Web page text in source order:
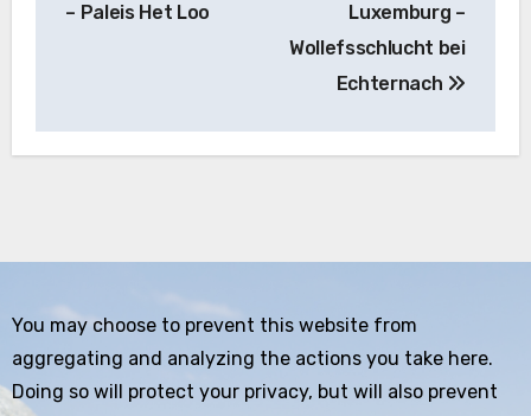
– Paleis Het Loo
Luxemburg –
Wollefsschlucht bei
Echternach
You may choose to prevent this website from
aggregating and analyzing the actions you take here.
Doing so will protect your privacy, but will also prevent